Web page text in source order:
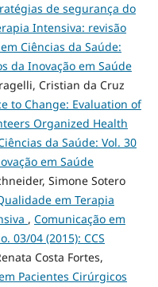
de segurança do
Intensiva: revisão
Ciências da Saúde:
da Inovação em Saúde
Cristian da Cruz
to Change: Evaluation of
Organized Health
da Saúde: Vol. 30
em Saúde
Simone Sotero
em Terapia
, Comunicação em
03/04 (2015): CCS
Costa Fortes,
Pacientes Cirúrgicos